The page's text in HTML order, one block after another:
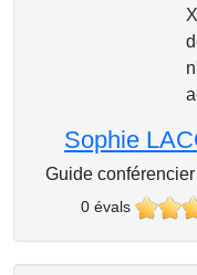
Sophie
Guide conférencier
0 évals